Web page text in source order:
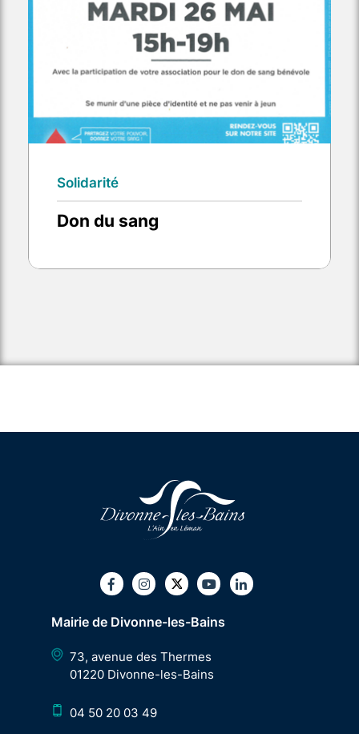
Solidarité
Don du sang
FacebookInstagram
TwitterYoutubeLinkedIn
Mairie de Divonne-les-Bains
73, avenue des Thermes
01220 Divonne-les-Bains
04 50 20 03 49